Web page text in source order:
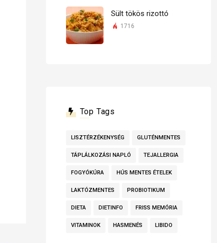
Sült tökös rizottó
1716
Top Tags
LISZTÉRZÉKENYSÉG GLUTÉNMENTES
TÁPLÁLKOZÁSI NAPLÓ TEJALLERGIA
FOGYÓKÚRA HÚS MENTES ÉTELEK
LAKTÓZMENTES PROBIOTIKUM
DIETA DIETINFO FRISS MEMÓRIA
VITAMINOK HASMENÉS LIBIDO